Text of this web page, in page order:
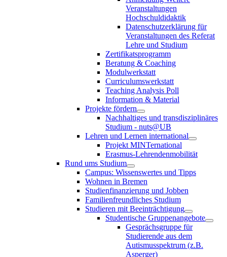
Veranstaltungen
Hochschuldidaktik
Datenschutzerklärung für
Veranstaltungen des Referat
Lehre und Studium
Zertifikatsprogramm
Beratung & Coaching
Modulwerkstatt
Curriculumswerkstatt
Teaching Analysis Poll
Information & Material
Projekte fördern
Nachhaltiges und transdisziplinäres
Studium - nuts@UB
Lehren und Lernen international
Projekt MINTernational
Erasmus-Lehrendenmobilität
Rund ums Studium
Campus: Wissenswertes und Tipps
Wohnen in Bremen
Studienfinanzierung und Jobben
Familienfreundliches Studium
Studieren mit Beeinträchtigung
Studentische Gruppenangebote
Gesprächsgruppe für
Studierende aus dem
Autismusspektrum (z.B.
Asperger)